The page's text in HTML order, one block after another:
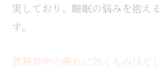
実しており、睡眠の悩みを抱え
す。
首肩背中の疲れに効くもみほぐ